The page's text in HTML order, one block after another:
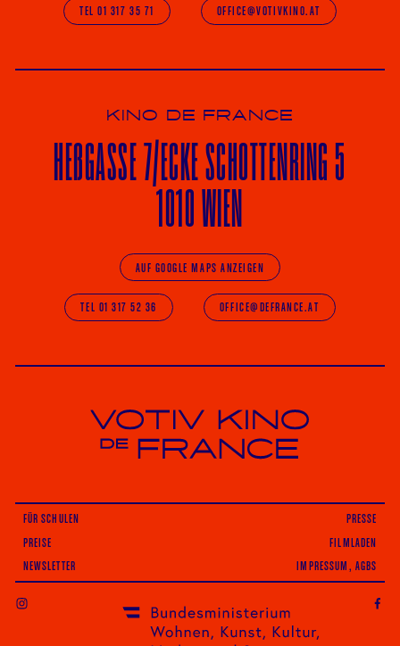
TEL 01 317 35 71 OFFICE@VOTIVKINO.AT
KINO DE FRANCE
HEßGASSE 7/ECKESCHOTTENRING 5
1010 WIEN
AUF GOOGLE MAPS ANZEIGEN
TEL 01 317 52 36 OFFICE@DEFRANCE.AT
Votiv Kino und Kino De France in Wien
FÜR SCHULEN
PRESSE
PREISE
FILMLADEN
NEWSLETTER IMPRESSUM, AGBS